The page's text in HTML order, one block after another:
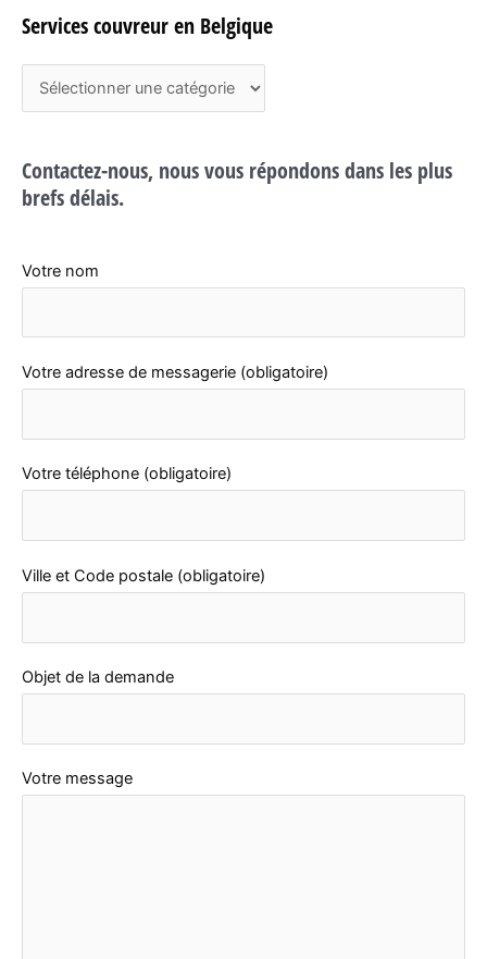
Services couvreur en Belgique
e
v
i
e
o
u
e
e
B
e
g
i
Contactez-nous, nous vous répondons dans les plus
brefs délais.
Votre nom
Votre adresse de messagerie (obligatoire)
Votre téléphone (obligatoire)
Ville et Code postale (obligatoire)
Objet de la demande
Votre message